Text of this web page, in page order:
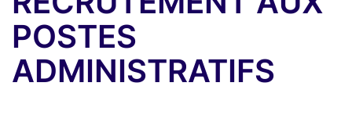
POSTES
ADMINISTRATIFS